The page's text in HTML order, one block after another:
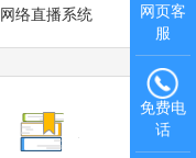
网络直播系统
网页客
服
免费电
话